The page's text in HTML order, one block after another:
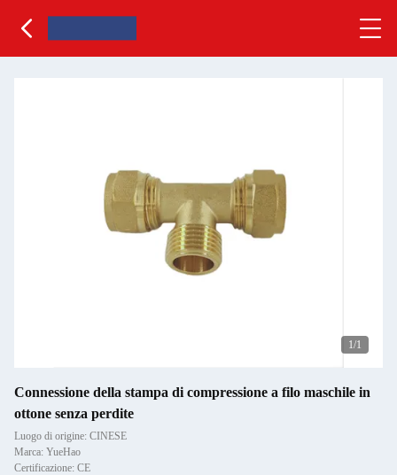
1/1
Connessione della stampa di compressione a filo maschile in
ottone senza perdite
Luogo di origine: CINESE
Marca: YueHao
Certificazione: CE